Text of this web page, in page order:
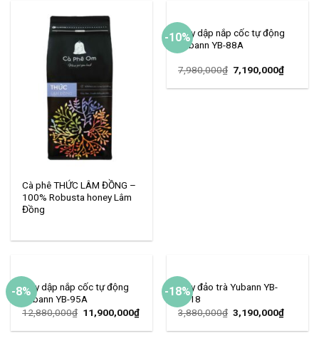
Cà phê THỨC LÂM ĐỒNG –
100% Robusta honey Lâm
Đồng
-10%Máy dập nắp cốc tự động
Yubann YB-88A
7,980,000₫ 7,190,000₫
-8%Máy dập nắp cốc tự động
Yubann YB-95A
12,880,000₫ 11,900,000₫
-18%Máy đảo trà Yubann YB-
T718
3,880,000₫ 3,190,000₫